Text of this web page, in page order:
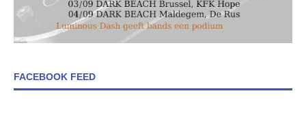
FACEBOOK FEED